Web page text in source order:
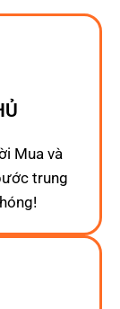
Mua và
trung